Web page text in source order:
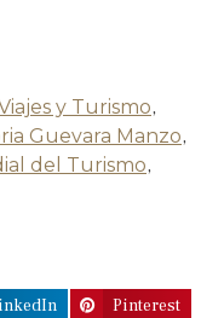
y Turismo,
Guevara Manzo,
del Turismo,
Pinterest